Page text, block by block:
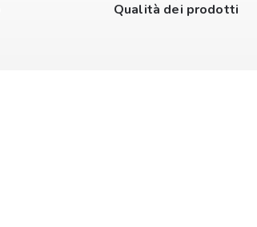
Qualità dei prodotti